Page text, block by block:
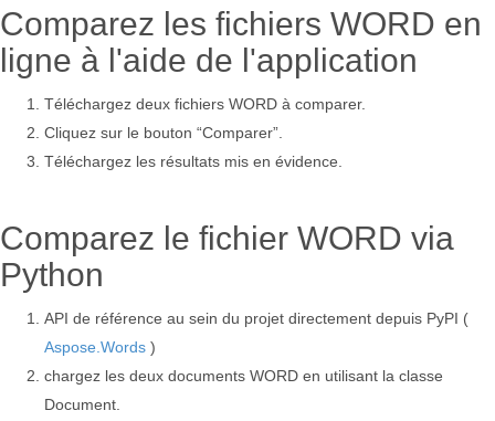
Comparez les fichiers WORD en
ligne à l'aide de l'application
Téléchargez deux fichiers WORD à comparer.
Cliquez sur le bouton “Comparer”.
Téléchargez les résultats mis en évidence.
Comparez le fichier WORD via
Python
API de référence au sein du projet directement depuis PyPI (
Aspose.Words )
chargez les deux documents WORD en utilisant la classe
Document.